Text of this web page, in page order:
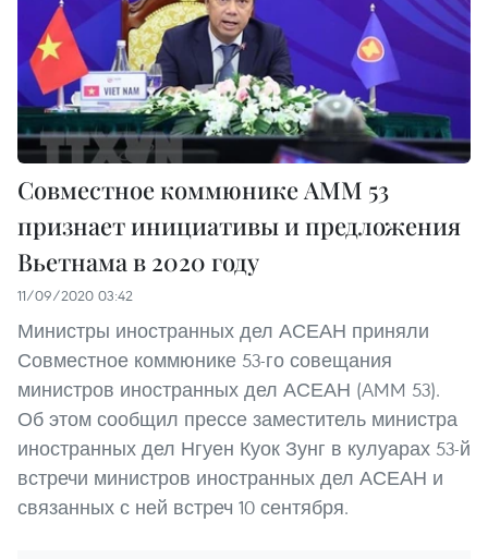
Совместное коммюнике AMM 53
признает инициативы и предложения
Вьетнама в 2020 году
11/09/2020 03:42
Министры иностранных дел АСЕАН приняли
Совместное коммюнике 53-го совещания
министров иностранных дел АСЕАН (AMM 53).
Об этом сообщил прессе заместитель министра
иностранных дел Нгуен Куок Зунг в кулуарах 53-й
встречи министров иностранных дел АСЕАН и
связанных с ней встреч 10 сентября.